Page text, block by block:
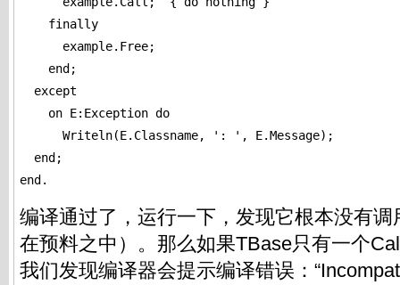
    finally
      example.Free;
    end;
  except
    on E:Exception do
      Writeln(E.Classname, ': ', E.Message);
  end;
end.
编译通过了，运行一下，发现它根本没有
在预料之中）。那么如果TBase只有一个
我们发现编译器会提示编译错误：